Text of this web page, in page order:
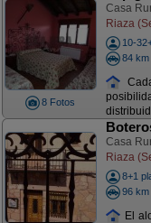
8 Fotos
Casa
Riaza
10-
84 km
Casa
Riaza
8+1
96 km
El